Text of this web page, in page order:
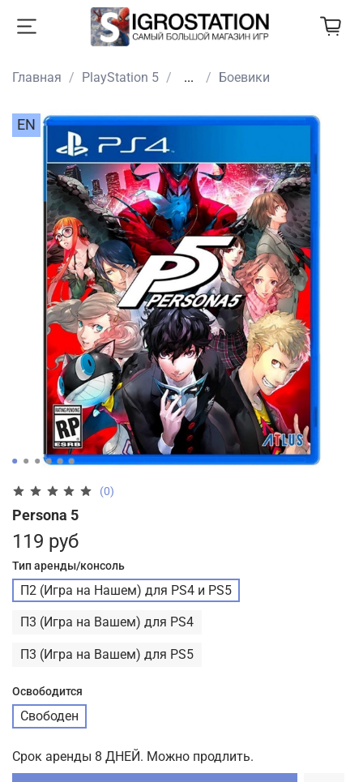
Главная PlayStation 5 ... Боевики
EN
(0)
Persona 5
119 руб
Тип аренды/консоль
П2 (Игра на Нашем) для PS4 и PS5
П3 (Игра на Вашем) для PS4
П3 (Игра на Вашем) для PS5
Освободится
Свободен
Срок аренды 8 ДНЕЙ. Можно продлить.